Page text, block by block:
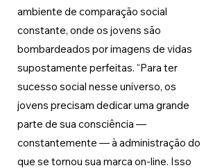
ambiente de comparação social
constante, onde os jovens são
bombardeados por imagens de vidas
supostamente perfeitas. “Para ter
sucesso social nesse universo, os
jovens precisam dedicar uma grande
parte de sua consciência —
constantemente — à administração do
que se tornou sua marca on-line. Isso